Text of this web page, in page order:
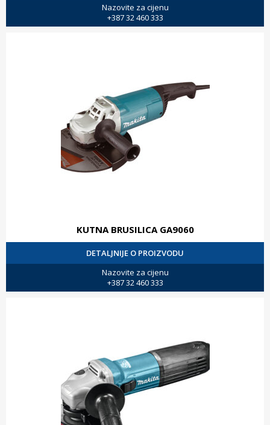
Nazovite za cijenu
+387 32 460 333
KUTNA BRUSILICA GA9060
DETALJNIJE O PROIZVODU
Nazovite za cijenu
+387 32 460 333